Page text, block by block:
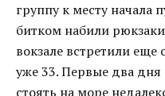
группу к месту начала
битком набили
вокзале встретили еще
уже 33. Первые два
стоять на море